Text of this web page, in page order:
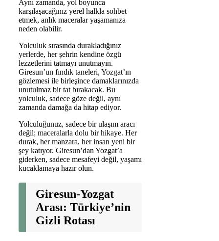
Aynı zamanda, yol boyunca
karşılaşacağınız yerel halkla sohbet
etmek, anlık maceralar yaşamanıza
neden olabilir.
Yolculuk sırasında durakladığınız
yerlerde, her şehrin kendine özgü
lezzetlerini tatmayı unutmayın.
Giresun’un fındık taneleri, Yozgat’ın
gözlemesi ile birleşince damaklarınızda
unutulmaz bir tat bırakacak. Bu
yolculuk, sadece göze değil, aynı
zamanda damağa da hitap ediyor.
Yolculuğunuz, sadece bir ulaşım aracı
değil; maceralarla dolu bir hikaye. Her
durak, her manzara, her insan yeni bir
şey katıyor. Giresun’dan Yozgat’a
giderken, sadece mesafeyi değil, yaşamı
kucaklamaya hazır olun.
Giresun-Yozgat
Arası: Türkiye’nin
Gizli Rotası